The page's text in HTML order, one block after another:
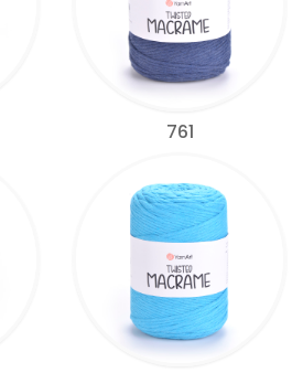
761